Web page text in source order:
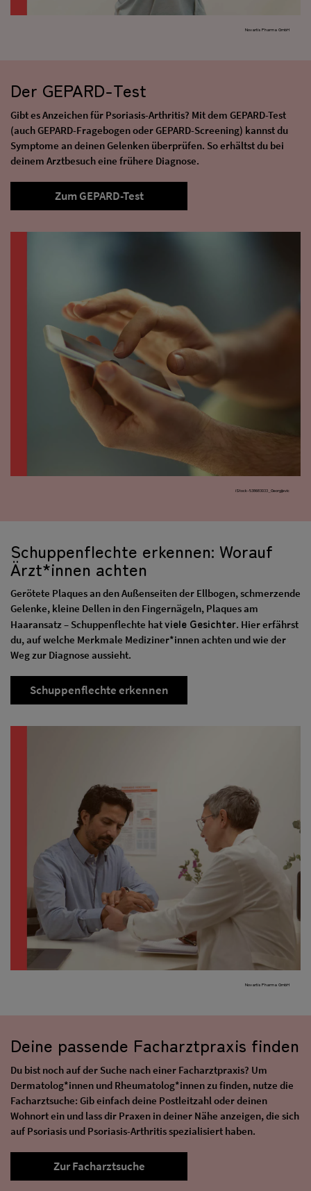
Novartis Pharma GmbH
Der GEPARD-Test
Gibt es Anzeichen für Psoriasis-Arthritis? Mit dem GEPARD-Test
(auch GEPARD-Fragebogen oder GEPARD-Screening) kannst du
Symptome an deinen Gelenken überprüfen. So erhältst du bei
deinem Arztbesuch eine frühere Diagnose.
Zum GEPARD-Test
iStock-538683033_Georgijevic
Schuppenflechte erkennen: Worauf
Ärzt*innen achten
Gerötete Plaques an den Außenseiten der Ellbogen, schmerzende
Gelenke, kleine Dellen in den Fingernägeln, Plaques am
Haaransatz – Schuppenflechte hatviele Gesichter. Hier erfährst
du, auf welche Merkmale Mediziner*innen achten und wie der
Weg zur Diagnose aussieht.
Schuppenflechte erkennen
Novartis Pharma GmbH
Deine passende Facharztpraxis finden
Du bist noch auf der Suche nach einer Facharztpraxis? Um
Dermatolog*innen und Rheumatolog*innen zu finden, nutze die
Facharztsuche: Gib einfach deine Postleitzahl oder deinen
Wohnort ein und lass dir Praxen in deiner Nähe anzeigen, die sich
auf Psoriasis und Psoriasis-Arthritis spezialisiert haben.
Zur Facharztsuche